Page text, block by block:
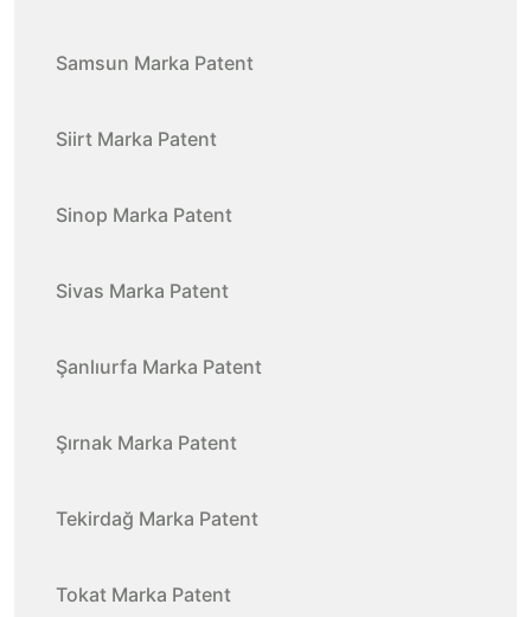
Samsun Marka Patent
Siirt Marka Patent
Sinop Marka Patent
Sivas Marka Patent
Şanlıurfa Marka Patent
Şırnak Marka Patent
Tekirdağ Marka Patent
Tokat Marka Patent